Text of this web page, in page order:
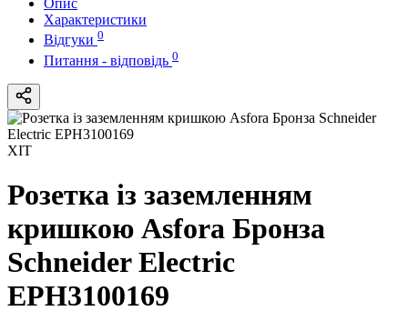
Опис
Характеристики
Відгуки 0
Питання - відповідь 0
ХІТ
Розетка із заземленням
кришкою Asfora Бронза
Schneider Electric
EPH3100169